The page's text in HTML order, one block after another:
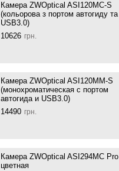
Камера ZWOptical ASI120MС-S
(кольорова з портом автогиду та
USB3.0)
10626 грн.
Камера ZWOptical ASI120MM-S
(монохроматическая с портом
автогида и USB3.0)
14490 грн.
Камера ZWOptical ASI294MC Pro
цветная